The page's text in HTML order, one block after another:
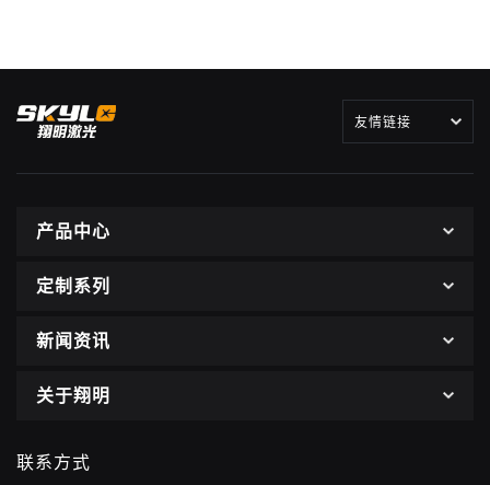
友情链接
产品中心
定制系列
新闻资讯
关于翔明
联系方式